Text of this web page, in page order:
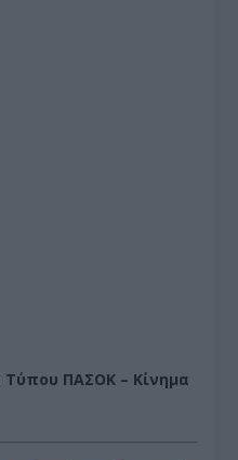
ΠΑΣΟΚ – Κίνημα